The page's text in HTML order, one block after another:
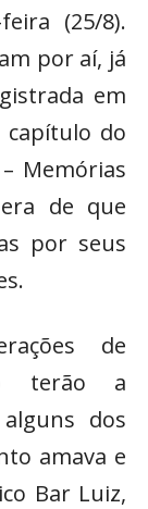
(25/8).
por aí, já
em
do
Memórias
de que
por seus
de
terão a
dos
amava e
Bar Luiz,